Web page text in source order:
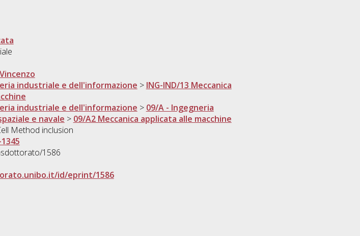
industriale e dell'informazione > ING-IND/13 Meccanica
industriale e dell'informazione > 09/A - Ingegneria
e navale > 09/A2 Meccanica applicata alle macchine
Method inclusion
1586
id/eprint/1586